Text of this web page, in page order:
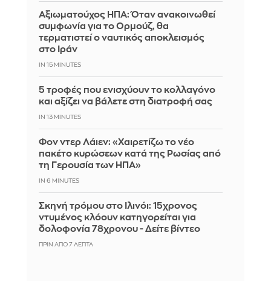
Αξιωματούχος ΗΠΑ: Όταν ανακοινωθεί
συμφωνία για το Ορμούζ, θα
τερματιστεί ο ναυτικός αποκλεισμός
στο Ιράν
IN 15 MINUTES
5 τροφές που ενισχύουν το κολλαγόνο
και αξίζει να βάλετε στη διατροφή σας
IN 13 MINUTES
Φον ντερ Λάιεν: «Χαιρετίζω το νέο
πακέτο κυρώσεων κατά της Ρωσίας από
τη Γερουσία των ΗΠΑ»
IN 6 MINUTES
Σκηνή τρόμου στο Ιλινόι: 15χρονος
ντυμένος κλόουν κατηγορείται για
δολοφονία 78χρονου - Δείτε βίντεο
ΠΡΙΝ ΑΠΌ 7 ΛΕΠΤΆ